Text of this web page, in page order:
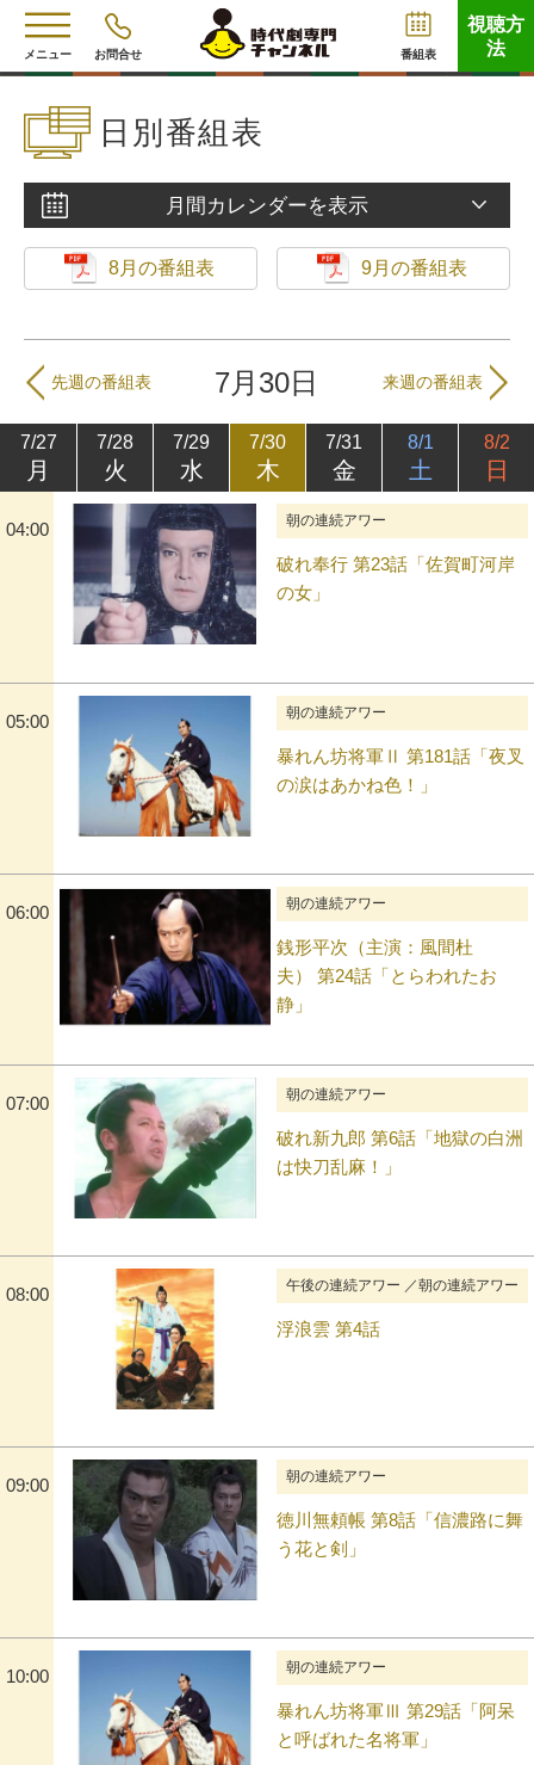
メニュー お問合せ 番組表
視聴方
法
日別番組表
月間カレンダーを表示
8月の番組表 9月の番組表
先週の番組表 7月30日 来週の番組表
7/27
月
7/28
火
7/29
水
7/30
木
7/31
金
8/1
土
8/2
日
04:00 朝の連続アワー
破れ奉行 第23話「佐賀町河岸
の女」
05:00 朝の連続アワー
暴れん坊将軍Ⅱ 第181話「夜叉
の涙はあかね色！」
06:00 朝の連続アワー
銭形平次（主演：風間杜
夫） 第24話「とらわれたお
静」
07:00 朝の連続アワー
破れ新九郎 第6話「地獄の白洲
は快刀乱麻！」
08:00 午後の連続アワー ／朝の連続アワー
浮浪雲 第4話
09:00 朝の連続アワー
徳川無頼帳 第8話「信濃路に舞
う花と剣」
10:00 朝の連続アワー
暴れん坊将軍Ⅲ 第29話「阿呆
と呼ばれた名将軍」